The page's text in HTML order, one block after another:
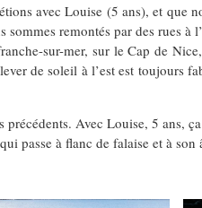
avec Louise (5 ans), et que
remontés par des rues
sur-mer, sur le Cap de
de soleil à l’est est toujours
Avec Louise, 5 ans,
passe à flanc de falaise et à